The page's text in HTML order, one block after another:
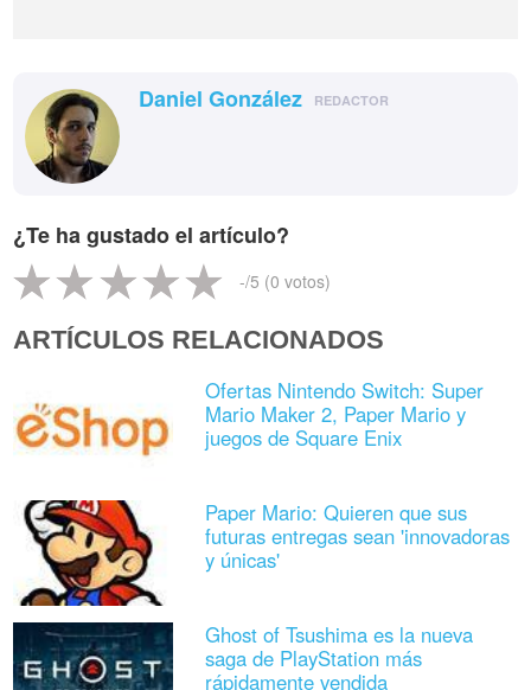
Daniel González REDACTOR
¿Te ha gustado el artículo?
-/5 (0 votos)
ARTÍCULOS RELACIONADOS
Ofertas Nintendo Switch: Super
Mario Maker 2, Paper Mario y
juegos de Square Enix
Paper Mario: Quieren que sus
futuras entregas sean 'innovadoras
y únicas'
Ghost of Tsushima es la nueva
saga de PlayStation más
rápidamente vendida